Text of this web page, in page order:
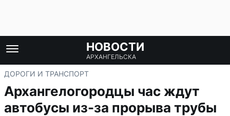
НОВОСТИ
АРХАНГЕЛЬСКА
ДОРОГИ И ТРАНСПОРТ
Архангелогородцы час ждут
автобусы из-за прорыва трубы